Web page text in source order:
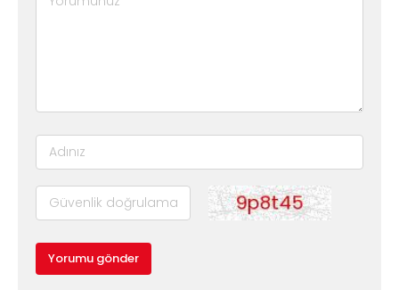
Yorumu gönder